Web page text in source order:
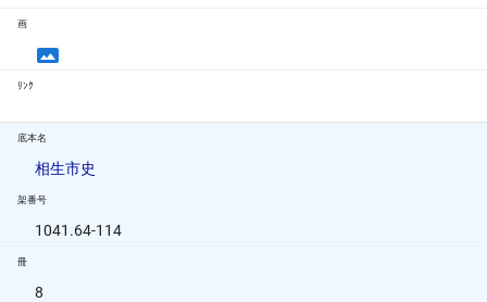
画
ﾘﾝｸ
底本名
相生市史
架番号
1041.64-114
冊
8